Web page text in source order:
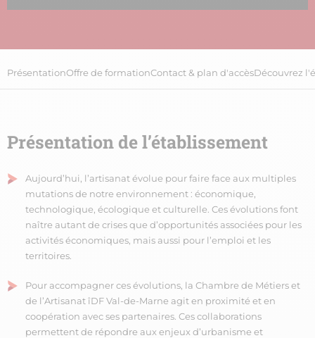
PrésentationOffre de formationContact & plan d'accèsDécouvrez
Présentation de l’établissement
Aujourd’hui, l’artisanat évolue pour faire face aux multiples
mutations de notre environnement : économique,
technologique, écologique et culturelle. Ces évolutions font
naître autant de crises que d’opportunités associées pour les
activités économiques, mais aussi pour l’emploi et les
territoires.
Pour accompagner ces évolutions, la Chambre de Métiers et
de l’Artisanat îDF Val-de-Marne agit en proximité et en
coopération avec ses partenaires. Ces collaborations
permettent de répondre aux enjeux d’urbanisme et